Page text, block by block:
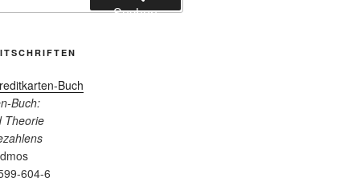
Suchen
Buch:
Theorie
604-6